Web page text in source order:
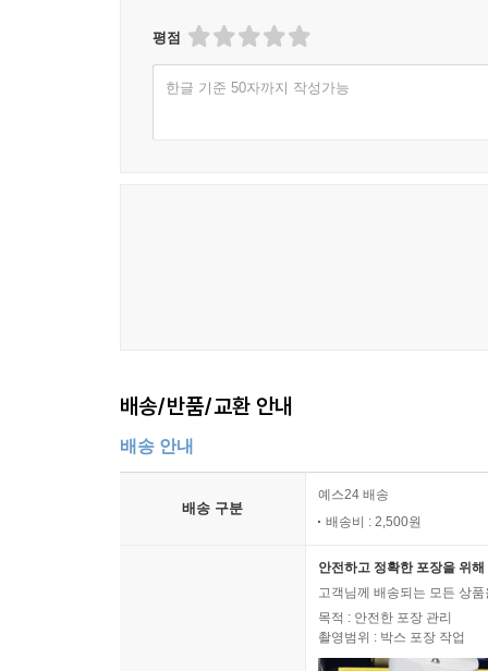
‘파타고니아’ 같은 회사도 있다. 이웃끼리 잘 안
흥미진진하다.
나아가 자연에는 쓰레기가 없는 이유는 생명
분해자들을 소개한다. 온갖 미생물들과 땅속에
가지 못하는 골목을 누비며 자원을 다시 소생시키
것이 아니라 분해하고 순환시키며 우리가 지구
관심을 갖는 것만으로 큰 변화는 시작된다. 책을
너머학교 열린교실 시리즈 스물네 번째 책
평점
한글 기준 50자까지 작성가능
배송/반품/교환 안내
배송 안내
배송 구분
예스24 배송
배송비 : 2,500원
안전하고 정확한 포장을 위
고객님께 배송되는 모든 상
목적 : 안전한 포장 관리
촬영범위 : 박스 포장 작업